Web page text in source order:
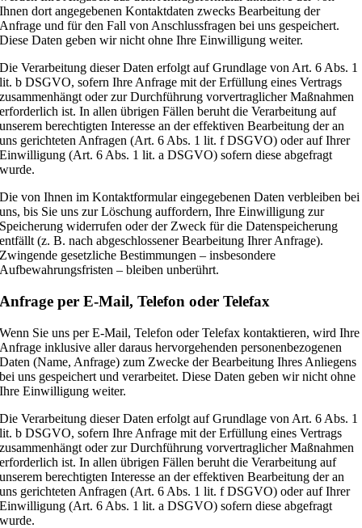
Ihnen dort angegebenen Kontaktdaten zwecks Bearbeitung der
Anfrage und für den Fall von Anschlussfragen bei uns gespeichert.
Diese Daten geben wir nicht ohne Ihre Einwilligung weiter.
Die Verarbeitung dieser Daten erfolgt auf Grundlage von Art. 6 Abs. 1
lit. b DSGVO, sofern Ihre Anfrage mit der Erfüllung eines Vertrags
zusammenhängt oder zur Durchführung vorvertraglicher Maßnahmen
erforderlich ist. In allen übrigen Fällen beruht die Verarbeitung auf
unserem berechtigten Interesse an der effektiven Bearbeitung der an
uns gerichteten Anfragen (Art. 6 Abs. 1 lit. f DSGVO) oder auf Ihrer
Einwilligung (Art. 6 Abs. 1 lit. a DSGVO) sofern diese abgefragt
wurde.
Die von Ihnen im Kontaktformular eingegebenen Daten verbleiben bei
uns, bis Sie uns zur Löschung auffordern, Ihre Einwilligung zur
Speicherung widerrufen oder der Zweck für die Datenspeicherung
entfällt (z. B. nach abgeschlossener Bearbeitung Ihrer Anfrage).
Zwingende gesetzliche Bestimmungen – insbesondere
Aufbewahrungsfristen – bleiben unberührt.
Anfrage per E-Mail, Telefon oder Telefax
Wenn Sie uns per E-Mail, Telefon oder Telefax kontaktieren, wird Ihre
Anfrage inklusive aller daraus hervorgehenden personenbezogenen
Daten (Name, Anfrage) zum Zwecke der Bearbeitung Ihres Anliegens
bei uns gespeichert und verarbeitet. Diese Daten geben wir nicht ohne
Ihre Einwilligung weiter.
Die Verarbeitung dieser Daten erfolgt auf Grundlage von Art. 6 Abs. 1
lit. b DSGVO, sofern Ihre Anfrage mit der Erfüllung eines Vertrags
zusammenhängt oder zur Durchführung vorvertraglicher Maßnahmen
erforderlich ist. In allen übrigen Fällen beruht die Verarbeitung auf
unserem berechtigten Interesse an der effektiven Bearbeitung der an
uns gerichteten Anfragen (Art. 6 Abs. 1 lit. f DSGVO) oder auf Ihrer
Einwilligung (Art. 6 Abs. 1 lit. a DSGVO) sofern diese abgefragt
wurde.